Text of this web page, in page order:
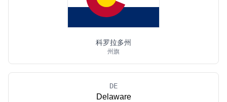
科罗拉多州
州旗
DE
Delaware